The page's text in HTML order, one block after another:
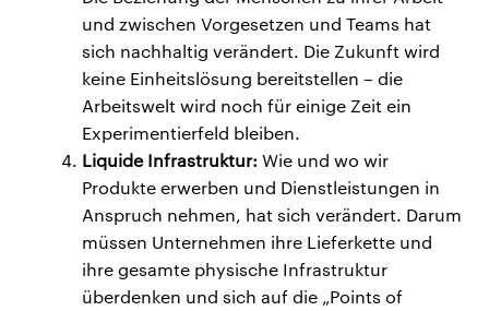
und zwischen Vorgesetzen und Teams hat
sich nachhaltig verändert. Die Zukunft wird
keine Einheitslösung bereitstellen – die
Arbeitswelt wird noch für einige Zeit ein
Experimentierfeld bleiben.
Liquide Infrastruktur: Wie und wo wir
Produkte erwerben und Dienstleistungen in
Anspruch nehmen, hat sich verändert. Darum
müssen Unternehmen ihre Lieferkette und
ihre gesamte physische Infrastruktur
überdenken und sich auf die „Points of